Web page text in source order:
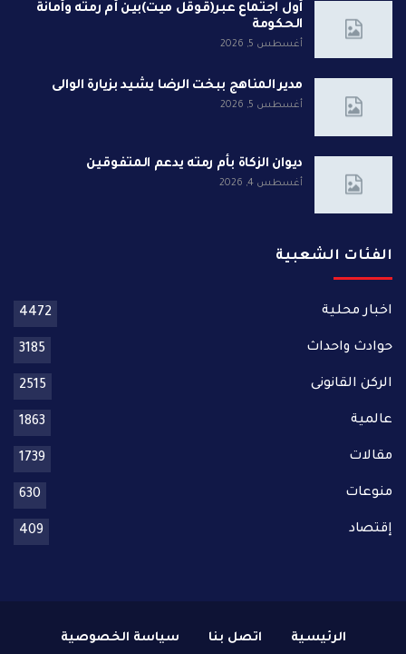
أول اجتماع عبر(قوقل ميت)بين أم رمته وأمانة
الحكومة
أغسطس 5, 2026
مدير المناهج ببخت الرضا يشيد بزيارة الوالى
أغسطس 5, 2026
ديوان الزكاة بأم رمته يدعم المتفوقين
أغسطس 4, 2026
الفئات الشعبية
اخبار محلية 4472
حوادث واحداث 3185
الركن القانونى 2515
عالمية 1863
مقالات 1739
منوعات 630
إقتصاد 409
الرئيسية اتصل بنا سياسة الخصوصية